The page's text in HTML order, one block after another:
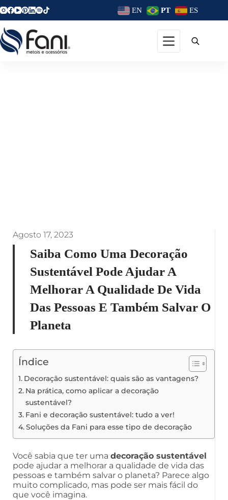
EN PT ES
Agosto 17, 2023
Saiba Como Uma Decoração
Sustentável Pode Ajudar A
Melhorar A Qualidade De Vida
Das Pessoas E Também Salvar O
Planeta
Índice
Decoração sustentável: quais são as vantagens?
Na prática, como aplicar a decoração
sustentável?
Fani e decoração sustentável: tudo a ver!
Soluções da Fani para esse tipo de decoração
Você sabia que ter uma decoração sustentável
pode ajudar a melhorar a qualidade de vida das
pessoas e também salvar o planeta? Parece algo
muito complicado, mas pode ser mais fácil do
que você imagina.